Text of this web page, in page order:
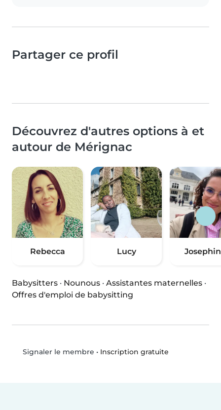
Partager ce profil
Découvrez d'autres options à et
autour de Mérignac
Rebecca Lucy
Babysitters · Nounous · Assistantes maternelles ·
Offres d'emploi de babysitting
Signaler le membre • Inscription gratuite